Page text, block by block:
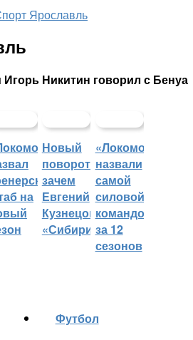
Никитин говорил с Бенуа
на
Новый
поворот:
зачем
Евгений
Кузнецов
«Сибири»?
«Локомотив»
назвали
самой
силовой
командой
за 12
сезонов
Футбол